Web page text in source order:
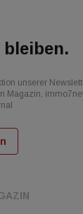
unserer
Magazin,